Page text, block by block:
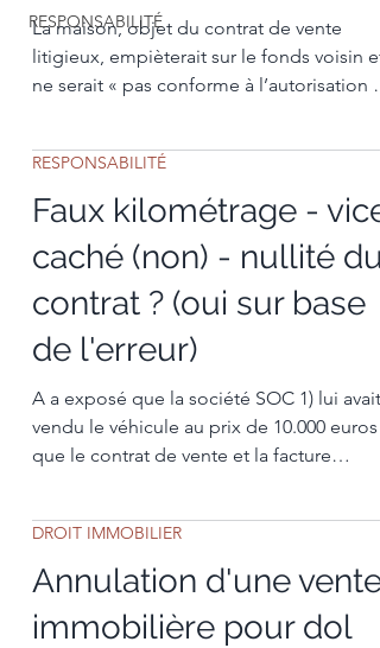
RESPONSABILITÉ
La maison, objet du contrat de vente
litigieux, empièterait sur le fonds voisin et
ne serait « pas conforme à l’autorisation de
RESPONSABILITÉ
Faux kilométrage - vice
caché (non) - nullité du
contrat ? (oui sur base
de l'erreur)
A a exposé que la société SOC 1) lui avait
vendu le véhicule au prix de 10.000 euros et
que le contrat de vente et la facture
DROIT IMMOBILIER
Annulation d'une vente
immobilière pour dol